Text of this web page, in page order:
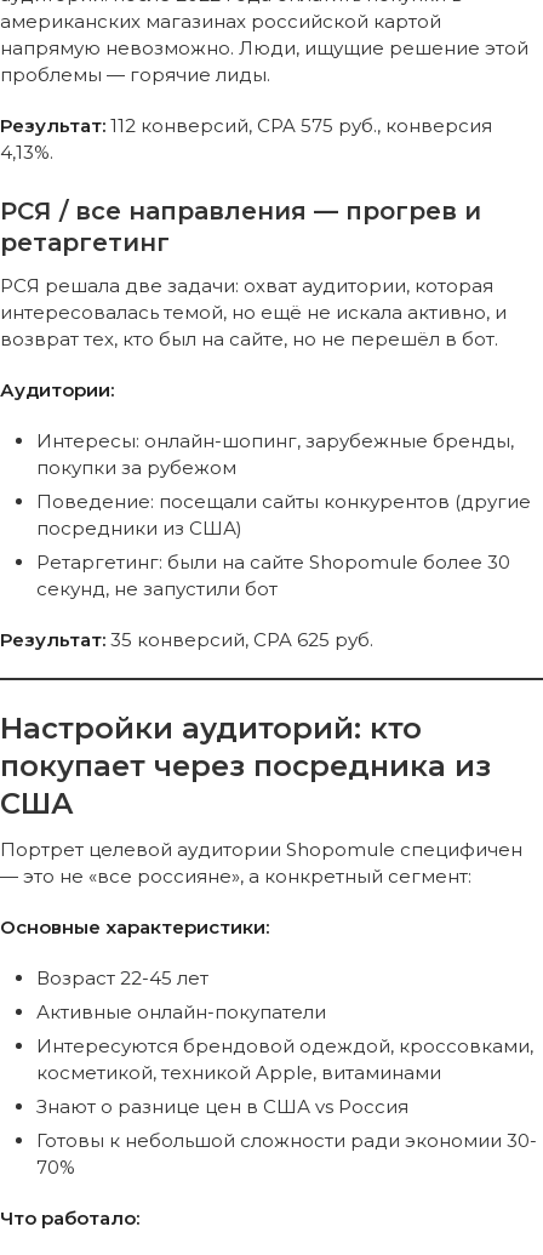
американских магазинах российской картой
напрямую невозможно. Люди, ищущие решение этой
проблемы — горячие лиды.
Результат: 112 конверсий, CPA 575 руб., конверсия
4,13%.
РСЯ / все направления — прогрев и
ретаргетинг
РСЯ решала две задачи: охват аудитории, которая
интересовалась темой, но ещё не искала активно, и
возврат тех, кто был на сайте, но не перешёл в бот.
Аудитории:
Интересы: онлайн-шопинг, зарубежные бренды,
покупки за рубежом
Поведение: посещали сайты конкурентов (другие
посредники из США)
Ретаргетинг: были на сайте Shopomule более 30
секунд, не запустили бот
Результат: 35 конверсий, CPA 625 руб.
Настройки аудиторий: кто
покупает через посредника из
США
Портрет целевой аудитории Shopomule специфичен
— это не «все россияне», а конкретный сегмент:
Основные характеристики:
Возраст 22-45 лет
Активные онлайн-покупатели
Интересуются брендовой одеждой, кроссовками,
косметикой, техникой Apple, витаминами
Знают о разнице цен в США vs Россия
Готовы к небольшой сложности ради экономии 30-
70%
Что работало: